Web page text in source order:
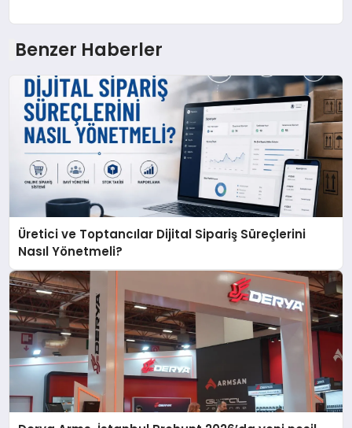
Benzer Haberler
Üretici ve Toptancılar Dijital Sipariş Süreçlerini
Nasıl Yönetmeli?